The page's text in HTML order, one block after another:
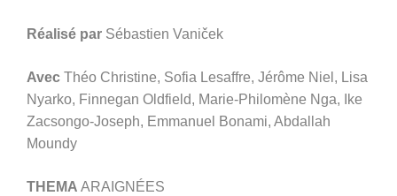
Réalisé par Sébastien Vaniček
Avec Théo Christine, Sofia Lesaffre, Jérôme Niel, Lisa
Nyarko, Finnegan Oldfield, Marie-Philomène Nga, Ike
Zacsongo-Joseph, Emmanuel Bonami, Abdallah
Moundy
THEMA ARAIGNÉES